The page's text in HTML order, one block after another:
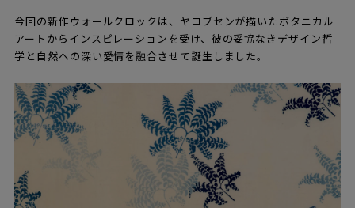
今回の新作ウォールクロックは、ヤコブセンが描いたボタニカル
アートからインスピレーションを受け、彼の妥協なきデザイン哲
学と自然への深い愛情を融合させて誕生しました。